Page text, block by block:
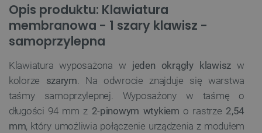
Opis produktu: Klawiatura
membranowa - 1 szary klawisz -
samoprzylepna
Klawiatura wyposażona w jeden okrągły klawisz w
kolorze szarym. Na odwrocie znajduje się warstwa
taśmy samoprzylepnej. Wyposażony w taśmę o
długości 94 mm z 2-pinowym wtykiem o rastrze 2,54
mm, który umożliwia połączenie urządzenia z modułem